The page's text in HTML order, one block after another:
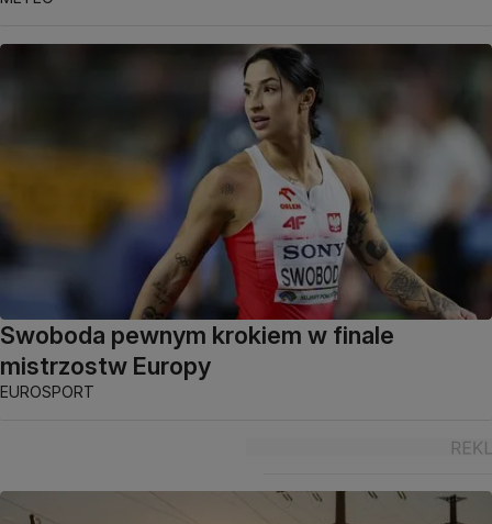
Swoboda pewnym krokiem w finale
mistrzostw Europy
EUROSPORT